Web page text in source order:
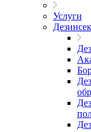
Услуги